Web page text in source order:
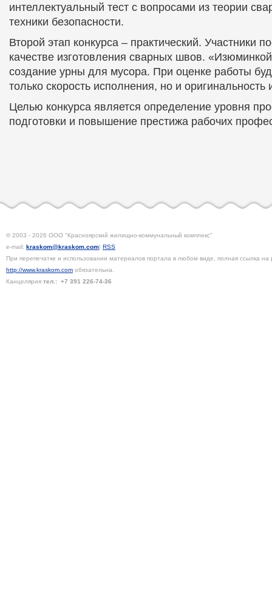
интеллектуальный тест с вопросами из теории
техники безопасности.
Второй этап конкурса – практический. Участники
качестве изготовления сварных швов.
создание урны для мусора. При оценке работы
только скорость исполнения, но и оригинальность
Целью конкурса является определение уровня
подготовки и повышение престижа рабочих
© 2003 - 2026 ООО "Красноярский жилищно-коммунальный комплекс"
e-mail: kraskom@kraskom.com| RSS
При перепечатке и использовании материалов портала в любом виде, полная ссылка на
http://www.kraskom.com обязательна.
Канцелярия тел.: +7 391 226-74-36